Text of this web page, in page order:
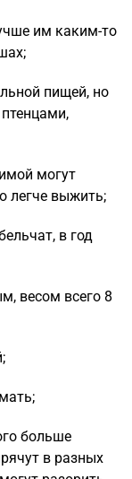
им каким-то
пищей, но
могут
легче выжить;
в год
весом всего 8
больше
в разных